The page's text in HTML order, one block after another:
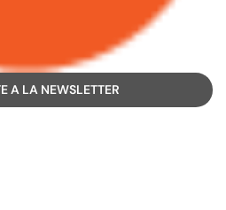
A LA NEWSLETTER